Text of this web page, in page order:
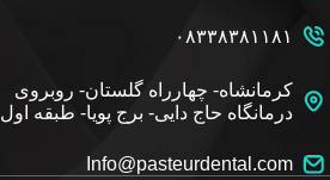
۰۸۳۳۸۳۸۱۱۸۱
کرمانشاه- چهارراه گلستان- روبروی
درمانگاه حاج دایی- برج پویا- طبقه اول
Info@pasteurdental.com